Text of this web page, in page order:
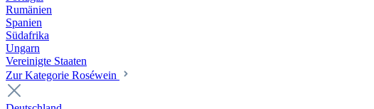
Rumänien
Spanien
Südafrika
Ungarn
Vereinigte Staaten
Zur Kategorie Roséwein